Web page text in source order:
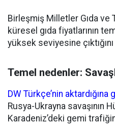
Birleşmiş Milletler Gıda ve
küresel gıda fiyatlarının
yüksek seviyesine
Temel nedenler:
DW Türkçe’nin aktardığına
Rusya-Ukrayna savaşının
Karadeniz’deki gemi